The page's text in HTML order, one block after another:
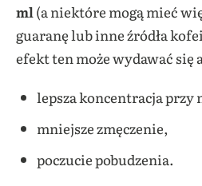
ml(a niektóre mogą mieć
guaranę lub inne źródła
efekt ten może wydawać się
lepsza koncentracja przy
mniejsze zmęczenie,
poczucie pobudzenia.